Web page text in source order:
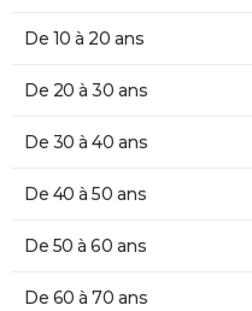
De 10 à 20 ans
De 20 à 30 ans
De 30 à 40 ans
De 40 à 50 ans
De 50 à 60 ans
De 60 à 70 ans